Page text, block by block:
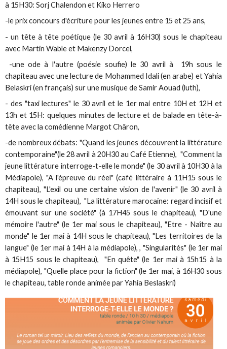
à 15H30: Sorj Chalendon et Kiko Herrero
-le prix concours d'écriture pour les jeunes entre 15 et 25 ans,
- un tête à tête poétique (le 30 avril à 16H30) sous le chapiteau
avec Martin Wable et Makenzy Dorcel,
-une ode à l'autre (poésie soufie) le 30 avril à 19h sous le
chapiteau avec une lecture de Mohammed Idali (en arabe) et Yahia
Belaskri (en français) sur une musique de Samir Aouad (luth),
- des "taxi lectures" le 30 avril et le 1er mai entre 10H et 12H et
13h et 15H: quelques minutes de lecture et de balade en tête-à-
tête avec la comédienne Margot Châron,
-de nombreux débats: "Quand les jeunes découvrent la littérature
contemporaine"(le 28 avril à 20H30 au Café Etienne), "Comment la
jeune littérature interroge-t-elle le monde" (le 30 avril à 10H30 à la
Médiapole), "A l'épreuve du réel" (café littéraire à 11H15 sous le
chapiteau), "L'exil ou une certaine vision de l'avenir" (le 30 avril à
14H sous le chapiteau), "La littérature marocaine: regard incisif et
émouvant sur une société" (à 17H45 sous le chapiteau), "D'une
mémoire l'autre" (le 1er mai sous le chapiteau), "Etre - Naître au
monde" le 1er mai à 14H sous le chapiteau), "Les territoires de la
langue" (le 1er mai à 14H à la médiapole), , "Singularités" (le 1er mai
à 15H15 sous le chapiteau), "En quête" (le 1er mai à 15h15 à la
médiapole), "Quelle place pour la fiction" (le 1er mai, à 16H30 sous
le chapiteau, table ronde animée par Yahia Beslaskri)